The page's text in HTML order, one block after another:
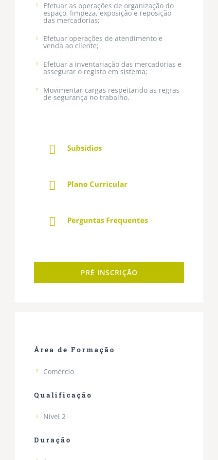
Efetuar as operações de organização do
espaço, limpeza, exposição e reposição
das mercadorias;
Efetuar operações de atendimento e
venda ao cliente;
Efetuar a inventariação das mercadorias e
assegurar o registo em sistema;
Movimentar cargas respeitando as regras
de segurança no trabalho.
Subsídios
Plano Curricular
Perguntas Frequentes
PRÉ INSCRIÇÃO
Área de Formação
Comércio
Qualificação
Nível 2
Duração